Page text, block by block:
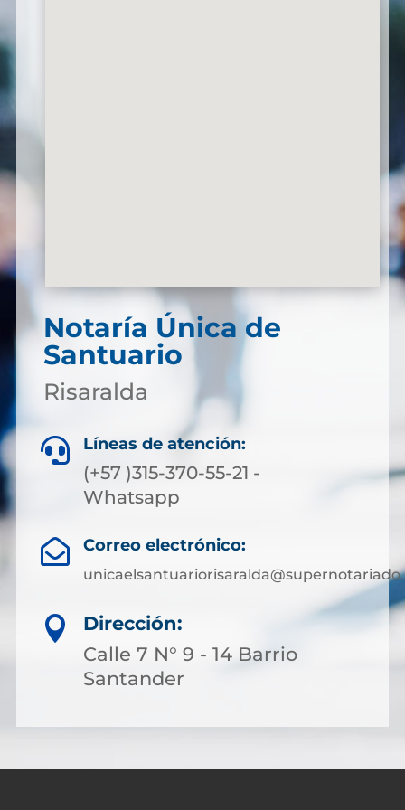
Notaría Única de
Santuario
Risaralda
 Líneas de atención:
(+57 )315-370-55-21 -
Whatsapp
 Correo electrónico:

Dirección:
Calle 7 N° 9 - 14 Barrio
Santander